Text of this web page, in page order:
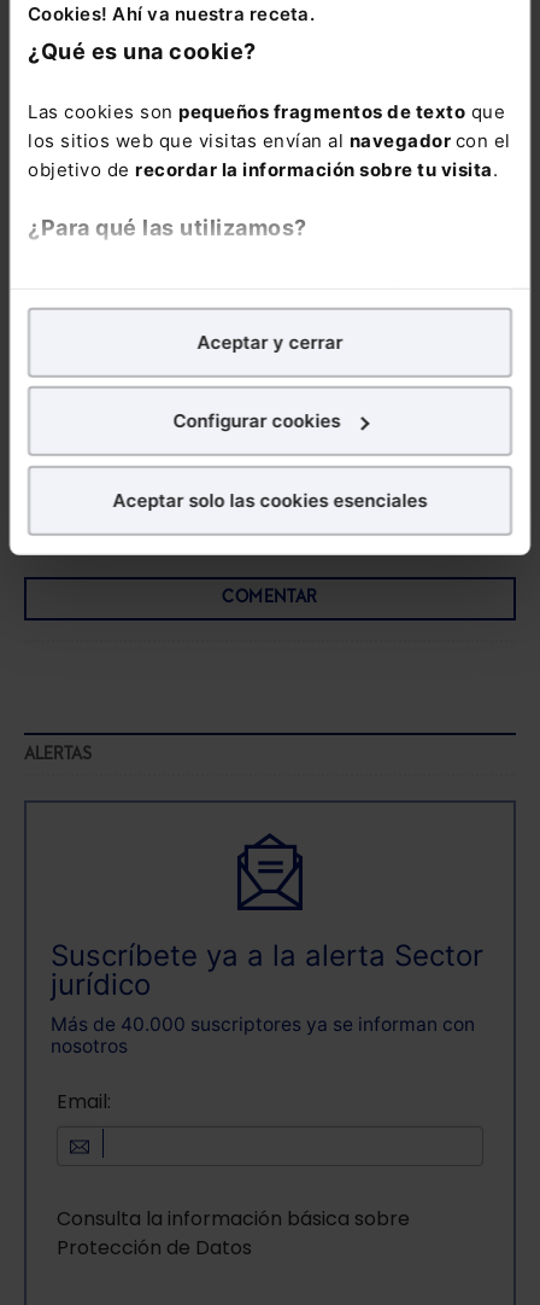
Cookies! Ahí va nuestra receta.
¿Qué es una cookie?
Las cookies son pequeños fragmentos de texto que
los sitios web que visitas envían al navegador con el
objetivo de recordar la información sobre tu visita.
¿Para qué las utilizamos?
analíticospara tratar demejorar tu experienciaen
nuestra página web. También con fines publicitarios,
para poder mostrarte publicidad y contenidos de tu
¿Qué puedes hacer?
en la web sea óptima
Puedesaceptar solo las esencialespara denegar
todas las cookies excepto aquellas imprescindibles.
Aceptar y cerrar
Configurar cookies
Aceptar solo las cookies esenciales
modificaciones en
materia Laboral y
de Seguridad
Novedades
Sociales
COMENTARIOS
COMENTAR
ALERTAS
Suscríbete ya a la alerta Sector
jurídico
Más de 40.000 suscriptores ya se informan con
nosotros
Email:
Consulta la información básica sobre
Protección de Datos